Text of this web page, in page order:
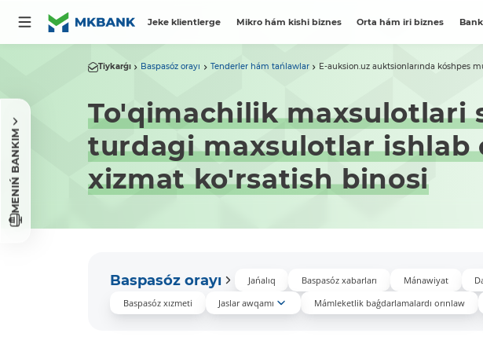
Jeke klientlerge Mikro hám kishi biznes Orta hám iri biznes
MENIŃ BANKIM
Tiykarǵı Baspasóz orayı Tenderler hám tańlawlar E-auksion.uz auktsionlarında kóshpes
To'qimachilik maxsulotlari
turdagi maxsulotlar ishlab
xizmat ko'rsatish binosi
Baspasóz orayı Jańalıq Baspasóz xabarları Mánawiyat
Baspasóz xızmeti
Jaslar awqamı Mámleketlik baǵdarlamalardı orınlaw